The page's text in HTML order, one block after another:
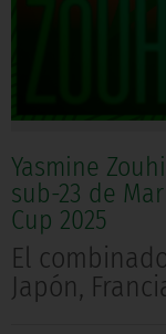
Yasmine
sub-23 de
Cup 2025
El
Japón,